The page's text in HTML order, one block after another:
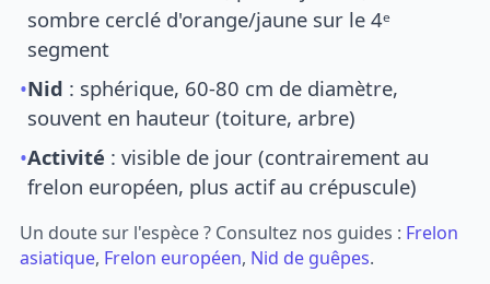
sombre cerclé d'orange/jaune sur le 4ᵉ
segment
•Nid : sphérique, 60-80 cm de diamètre,
souvent en hauteur (toiture, arbre)
•Activité : visible de jour (contrairement au
frelon européen, plus actif au crépuscule)
Un doute sur l'espèce ? Consultez nos guides : Frelon
asiatique, Frelon européen, Nid de guêpes.